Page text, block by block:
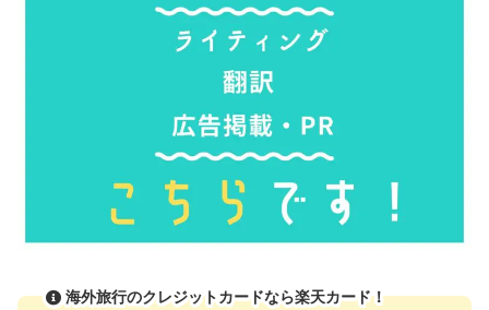
海外旅行のクレジットカードなら楽天カード！